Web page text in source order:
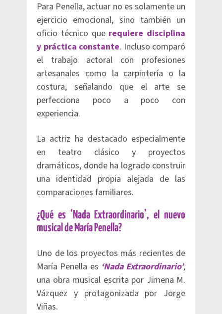
Para Penella, actuar no es solamente un
ejercicio emocional, sino también un
oficio técnico que requiere disciplina
y práctica constante. Incluso comparó
el trabajo actoral con profesiones
artesanales como la carpintería o la
costura, señalando que el arte se
perfecciona poco a poco con
experiencia.
La actriz ha destacado especialmente
en teatro clásico y proyectos
dramáticos, donde ha logrado construir
una identidad propia alejada de las
comparaciones familiares.
¿Qué es ‘Nada Extraordinario’, el nuevo
musical de María Penella?
Uno de los proyectos más recientes de
María Penella es ‘Nada Extraordinario’,
una obra musical escrita por Jimena M.
Vázquez y protagonizada por Jorge
Viñas.